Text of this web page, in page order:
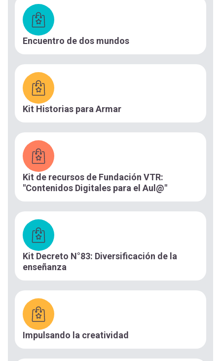
Encuentro de dos mundos
Kit Historias para Armar
Kit de recursos de Fundación VTR:
"Contenidos Digitales para el Aul@"
Kit Decreto N°83: Diversificación de la
enseñanza
Impulsando la creatividad